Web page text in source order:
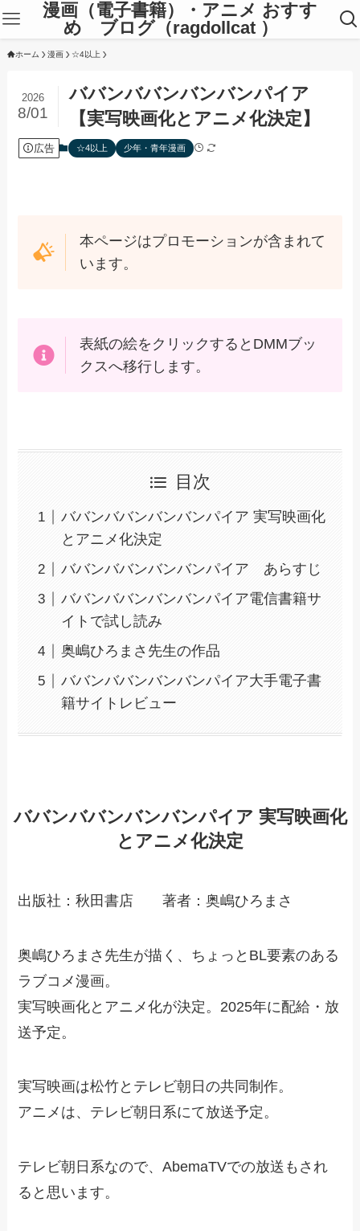
漫画（電子書籍）・アニメ おすす
め ブログ（ragdollcat ）
ホーム 漫画 ☆4以上
ババンババンバンバンパイア
【実写映画化とアニメ化決定】
2026
8/01
広告 ☆4以上 少年・青年漫画
本ページはプロモーションが含まれて
います。
表紙の絵をクリックするとDMMブッ
クスへ移行します。
目次
ババンババンバンバンパイア 実写映画化
とアニメ化決定
ババンババンバンバンパイア あらすじ
ババンババンバンバンパイア電信書籍サ
イトで試し読み
奥嶋ひろまさ先生の作品
ババンババンバンバンパイア大手電子書
籍サイトレビュー
ババンババンバンバンパイア 実写映画化
とアニメ化決定
出版社：秋田書店 著者：奥嶋ひろまさ
奥嶋ひろまさ先生が描く、ちょっとBL要素のある
ラブコメ漫画。
実写映画化とアニメ化が決定。2025年に配給・放
送予定。
実写映画は松竹とテレビ朝日の共同制作。
アニメは、テレビ朝日系にて放送予定。
テレビ朝日系なので、AbemaTVでの放送もされ
ると思います。